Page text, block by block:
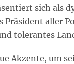
sich als
Präsident aller
tolerantes
Akzente, um